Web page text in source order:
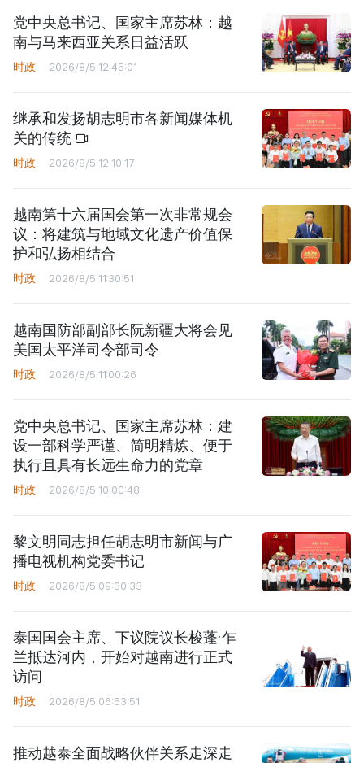
党中央总书记、国家主席苏林：越
南与马来西亚关系日益活跃
时政 2026/8/5 12:45:01
继承和发扬胡志明市各新闻媒体机
关的传统
时政 2026/8/5 12:10:17
越南第十六届国会第一次非常规会
议：将建筑与地域文化遗产价值保
护和弘扬相结合
时政 2026/8/5 11:30:51
越南国防部副部长阮新疆大将会见
美国太平洋司令部司令
时政 2026/8/5 11:00:26
党中央总书记、国家主席苏林：建
设一部科学严谨、简明精炼、便于
执行且具有长远生命力的党章
时政 2026/8/5 10:00:48
黎文明同志担任胡志明市新闻与广
播电视机构党委书记
时政 2026/8/5 09:30:33
泰国国会主席、下议院议长梭蓬·乍
兰抵达河内，开始对越南进行正式
访问
时政 2026/8/5 06:53:51
推动越泰全面战略伙伴关系走深走